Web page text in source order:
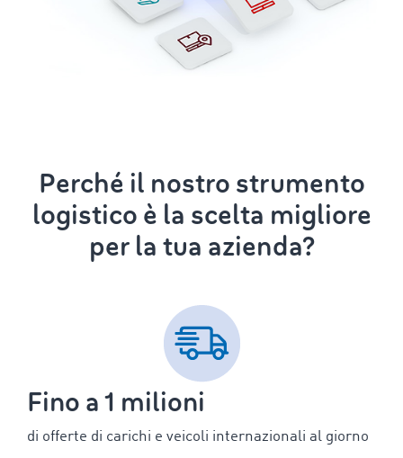
Perché il nostro strumento
logistico è la scelta migliore
per la tua azienda?
Fino a 1 milioni
di offerte di carichi e veicoli internazionali al giorno